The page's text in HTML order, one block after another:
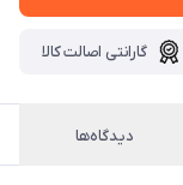
گارانتی اصالت کالا
دیدگاه‌ها